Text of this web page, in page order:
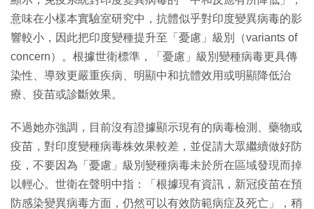
意味在小樣本實驗室研究中，抗體似乎對印度變異病毒的影
響較小，因此把印度變種提升至「憂慮」級別（variants of
concern）。根據世衛標準，「憂慮」級別變種病毒更具傳
染性、導致更嚴重疾病、明顯中和抗體效用或明顯降低治
療、疫苗或診斷效果。
不過她亦強調，目前沒有證據顯示現有的病毒檢測、藥物或
疫苗，對印度變種病毒株效果較差，並促請大眾繼續做好防
疫，不要因為「憂慮」級別變種病毒未於所在區域發現而掉
以輕心。世衛在聲明中指：「根據現有資訊，新冠疫苗在預
防感染變異病毒方面，仍然可以有效防範病症及死亡」，稍